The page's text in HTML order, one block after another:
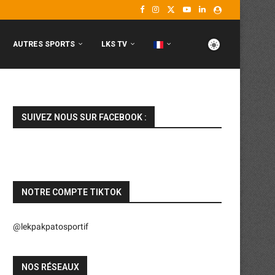
AUTRES SPORTS LKS TV
SUIVEZ NOUS SUR FACEBOOK :
NOTRE COMPTE TIKTOK
@lekpakpatosportif
NOS RÉSEAUX